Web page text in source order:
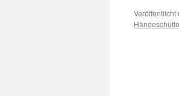
Veröffentlicht